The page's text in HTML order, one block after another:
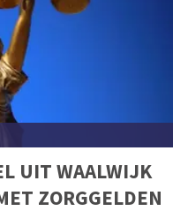
UIT WAALWIJK
ZORGGELDEN